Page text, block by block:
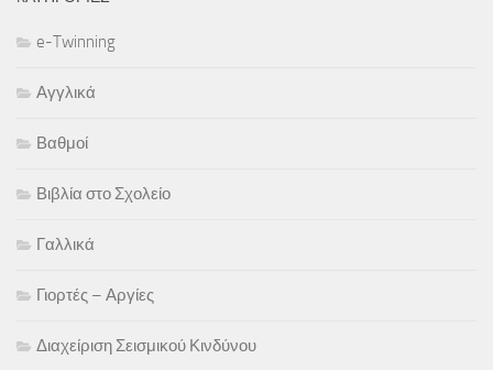
e-Twinning
Αγγλικά
Βαθμοί
Βιβλία στο Σχολείο
Γαλλικά
Γιορτές – Αργίες
Διαχείριση Σεισμικού Κινδύνου